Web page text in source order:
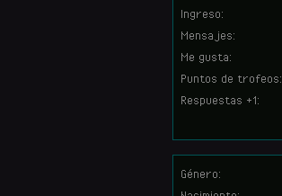
Ingreso:
Mensajes:
Me gusta:
Puntos de trofeos:
Respuestas +1:
Género: